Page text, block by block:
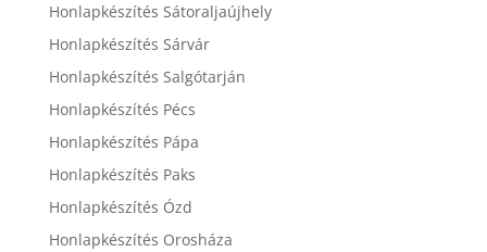
Honlapkészítés Sátoraljaújhely
Honlapkészítés Sárvár
Honlapkészítés Salgótarján
Honlapkészítés Pécs
Honlapkészítés Pápa
Honlapkészítés Paks
Honlapkészítés Ózd
Honlapkészítés Orosháza